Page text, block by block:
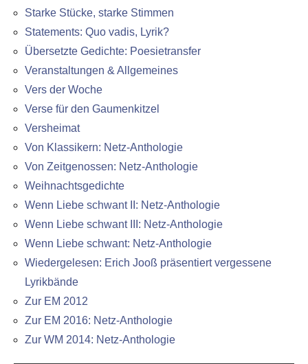
Starke Stücke, starke Stimmen
Statements: Quo vadis, Lyrik?
Übersetzte Gedichte: Poesietransfer
Veranstaltungen & Allgemeines
Vers der Woche
Verse für den Gaumenkitzel
Versheimat
Von Klassikern: Netz-Anthologie
Von Zeitgenossen: Netz-Anthologie
Weihnachtsgedichte
Wenn Liebe schwant II: Netz-Anthologie
Wenn Liebe schwant III: Netz-Anthologie
Wenn Liebe schwant: Netz-Anthologie
Wiedergelesen: Erich Jooß präsentiert vergessene
Lyrikbände
Zur EM 2012
Zur EM 2016: Netz-Anthologie
Zur WM 2014: Netz-Anthologie